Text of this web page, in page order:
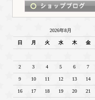
2026年8月
日 月 火 水 木 金
2 3 4 5 6 7
9 10 11 12 13 14
16 17 18 19 20 21